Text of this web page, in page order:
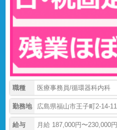
職種 医療事務員/循環器科内科
勤務地 広島県福山市王子町2-14-11
給与 月給 187,000円〜230,000円